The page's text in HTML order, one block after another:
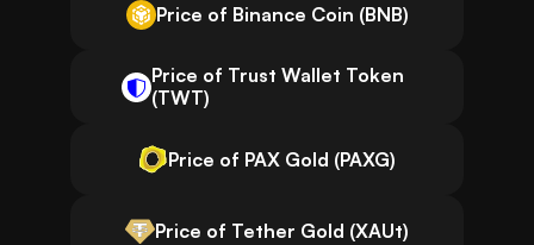
Price of Binance Coin (BNB)
Price of Trust Wallet Token
(TWT)
Price of PAX Gold (PAXG)
Price of Tether Gold (XAUt)